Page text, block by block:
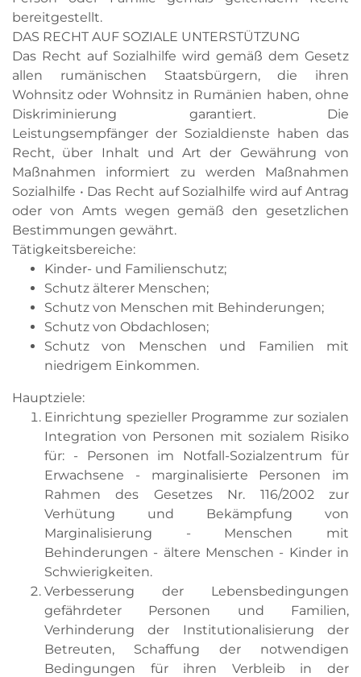
bereitgestellt.
DAS RECHT AUF SOZIALE UNTERSTÜTZUNG
Das Recht auf Sozialhilfe wird gemäß dem Gesetz
allen rumänischen Staatsbürgern, die ihren
Wohnsitz oder Wohnsitz in Rumänien haben, ohne
Diskriminierung garantiert. Die
Leistungsempfänger der Sozialdienste haben das
Recht, über Inhalt und Art der Gewährung von
Maßnahmen informiert zu werden Maßnahmen
Sozialhilfe • Das Recht auf Sozialhilfe wird auf Antrag
oder von Amts wegen gemäß den gesetzlichen
Bestimmungen gewährt.
Tätigkeitsbereiche:
Kinder- und Familienschutz;
Schutz älterer Menschen;
Schutz von Menschen mit Behinderungen;
Schutz von Obdachlosen;
Schutz von Menschen und Familien mit
niedrigem Einkommen.
Hauptziele:
Einrichtung spezieller Programme zur sozialen
Integration von Personen mit sozialem Risiko
für: - Personen im Notfall-Sozialzentrum für
Erwachsene - marginalisierte Personen im
Rahmen des Gesetzes Nr. 116/2002 zur
Verhütung und Bekämpfung von
Marginalisierung - Menschen mit
Behinderungen - ältere Menschen - Kinder in
Schwierigkeiten.
Verbesserung der Lebensbedingungen
gefährdeter Personen und Familien,
Verhinderung der Institutionalisierung der
Betreuten, Schaffung der notwendigen
Bedingungen für ihren Verbleib in der